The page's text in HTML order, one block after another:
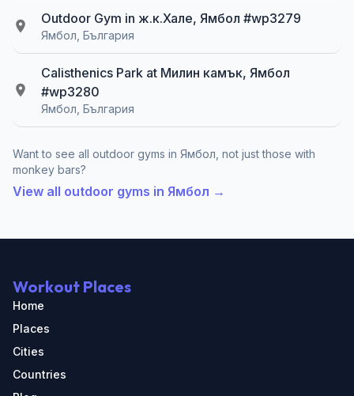
Outdoor Gym in ж.к.Хале, Ямбол #wp3279
Ямбол, България
Calisthenics Park at Милин камък, Ямбол
#wp3280
Ямбол, България
Want to see all outdoor gyms in Ямбол, not just those with
monkey bars?
View all outdoor gyms in Ямбол →
Workout Places
Home
Places
Cities
Countries